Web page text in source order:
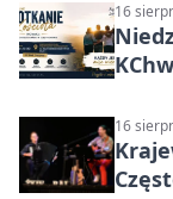
16
16